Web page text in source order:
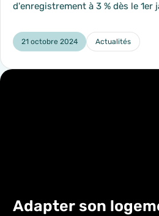
d'enregistrement à 3 % dès le 1er
21 octobre 2024 Catégorie :
Actualités
Adapter son